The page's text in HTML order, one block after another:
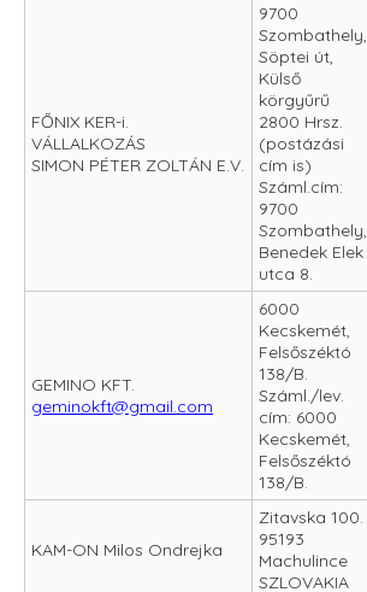
FŐNIX KER-i.
VÁLLALKOZÁS
SIMON PÉTER ZOLTÁN E.V.
9700
Szombathely,
Söptei út,
Külső
körgyűrű
2800 Hrsz.
(postázási
cím is)
Száml.cím:
9700
Szombathely,
Benedek Elek
utca 8.
GEMINO KFT.
geminokft@gmail.com
6000
Kecskemét,
Felsőszéktó
138/B.
Száml./lev.
cím: 6000
Kecskemét,
Felsőszéktó
138/B.
KAM-ON Milos Ondrejka
Zitavska 100.
95193
Machulince
SZLOVAKIA